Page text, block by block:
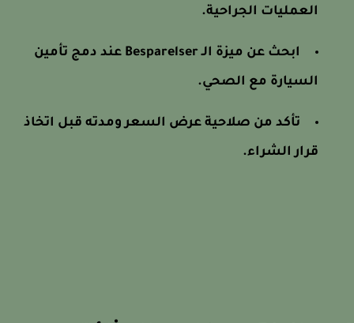
العمليات الجراحية.
ابحث عن ميزة الـ Besparelser عند دمج تأمين
السيارة مع الصحي.
تأكد من صلاحية عرض السعر ومدته قبل اتخاذ
قرار الشراء.